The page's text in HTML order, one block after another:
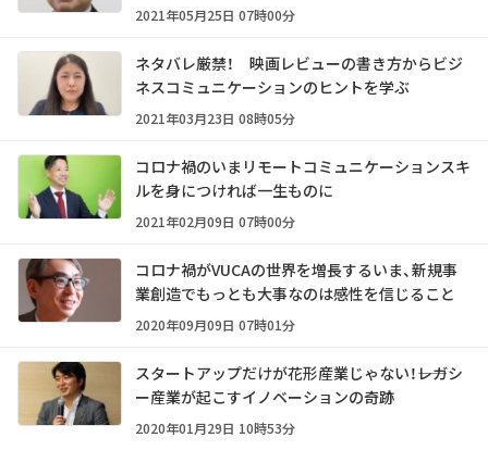
2021年05月25日 07時00分
ネタバレ厳禁！ 映画レビューの書き方からビジ
ネスコミュニケーションのヒントを学ぶ
2021年03月23日 08時05分
コロナ禍のいまリモートコミュニケーションスキ
ルを身につければ一生ものに
2021年02月09日 07時00分
コロナ禍がVUCAの世界を増長するいま、新規事
業創造でもっとも大事なのは感性を信じること
2020年09月09日 07時01分
スタートアップだけが花形産業じゃない！――レガシ
ー産業が起こすイノベーションの奇跡
2020年01月29日 10時53分